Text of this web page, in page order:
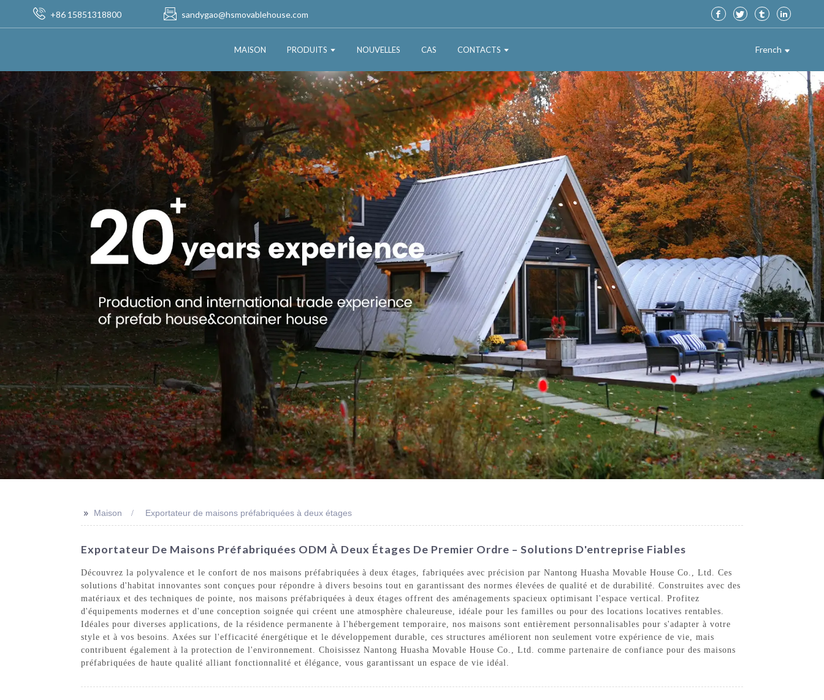
+86 15851318800 sandygao@hsmovablehouse.com
MAISON PRODUITS NOUVELLES CAS CONTACTS French
>> Maison Exportateur de maisons préfabriquées à deux étages
Exportateur De Maisons Préfabriquées ODM À Deux Étages De Premier Ordre – Solutions D'entreprise Fiables
Découvrez la polyvalence et le confort de nos maisons préfabriquées à deux étages, fabriquées avec précision par Nantong Huasha Movable House Co., Ltd. Ces
solutions d'habitat innovantes sont conçues pour répondre à divers besoins tout en garantissant des normes élevées de qualité et de durabilité. Construites avec des
matériaux et des techniques de pointe, nos maisons préfabriquées à deux étages offrent des aménagements spacieux optimisant l'espace vertical. Profitez
d'équipements modernes et d'une conception soignée qui créent une atmosphère chaleureuse, idéale pour les familles ou pour des locations locatives rentables.
Idéales pour diverses applications, de la résidence permanente à l'hébergement temporaire, nos maisons sont entièrement personnalisables pour s'adapter à votre
style et à vos besoins. Axées sur l'efficacité énergétique et le développement durable, ces structures améliorent non seulement votre expérience de vie, mais
contribuent également à la protection de l'environnement. Choisissez Nantong Huasha Movable House Co., Ltd. comme partenaire de confiance pour des maisons
préfabriquées de haute qualité alliant fonctionnalité et élégance, vous garantissant un espace de vie idéal.